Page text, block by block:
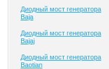
Диодный мост генератора
Baja
Диодный мост генератора
Bajaj
Диодный мост генератора
Baotian